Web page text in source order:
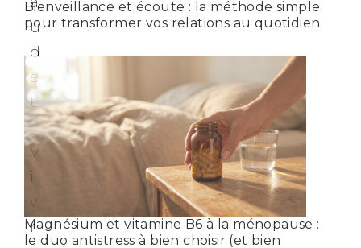
Bienveillance et écoute : la méthode simple
pour transformer vos relations au quotidien
Magnésium et vitamine B6 à la ménopause :
le duo antistress à bien choisir (et bien